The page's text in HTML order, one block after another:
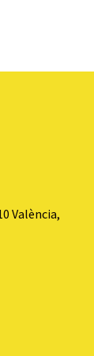
València,